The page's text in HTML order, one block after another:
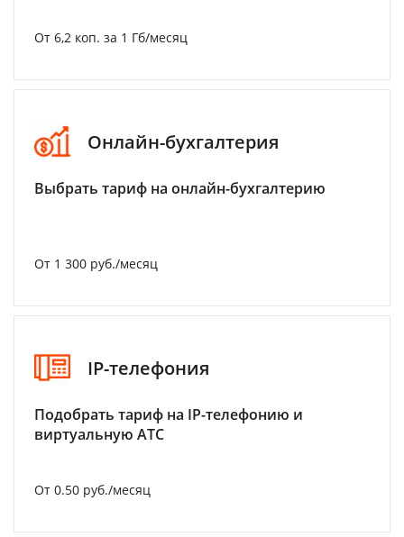
От 6,2 коп. за 1 Гб/месяц
Онлайн-бухгалтерия
Выбрать тариф на онлайн-бухгалтерию
От 1 300 руб./месяц
IP-телефония
Подобрать тариф на IP-телефонию и
виртуальную АТС
От 0.50 руб./месяц